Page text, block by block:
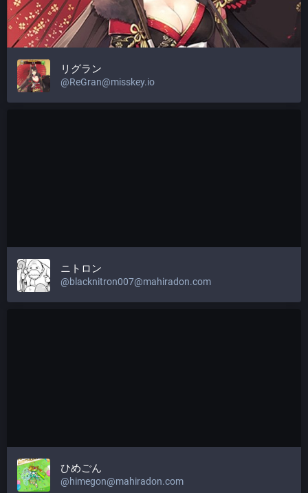
リグラン
@ReGran@misskey.io
ニトロン
@blacknitron007@mahiradon.com
ひめごん
@himegon@mahiradon.com